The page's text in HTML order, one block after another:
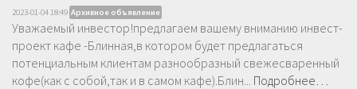
2023-01-04 18:49 Архивное объявление
Уважаемый инвестор!предлагаем вашему вниманию инвест-
проект кафе -Блинная,в котором будет предлагаться
потенциальным клиентам разнообразный свежесваренный
кофе(как с собой,так и в самом кафе).Блин... Подробнее…